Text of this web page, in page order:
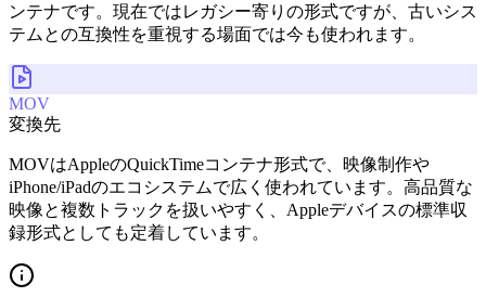
ンテナです。現在ではレガシー寄りの形式ですが、古いシス
テムとの互換性を重視する場面では今も使われます。
MOV
変換先
MOVはAppleのQuickTimeコンテナ形式で、映像制作や
iPhone/iPadのエコシステムで広く使われています。高品質な
映像と複数トラックを扱いやすく、Appleデバイスの標準収
録形式としても定着しています。